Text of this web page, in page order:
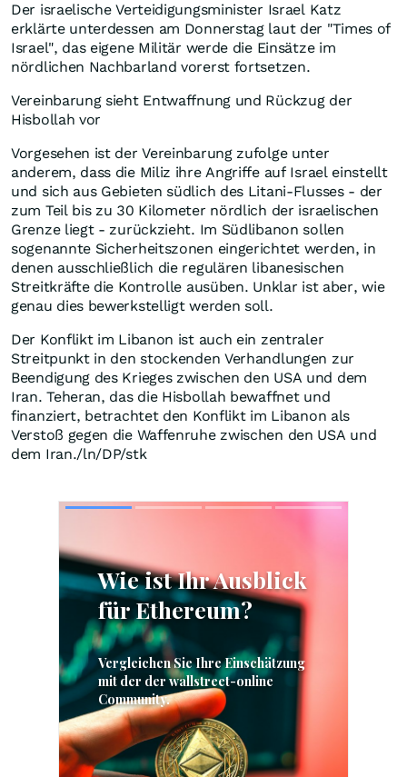
Der israelische Verteidigungsminister Israel Katz
erklärte unterdessen am Donnerstag laut der "Times of
Israel", das eigene Militär werde die Einsätze im
nördlichen Nachbarland vorerst fortsetzen.
Vereinbarung sieht Entwaffnung und Rückzug der
Hisbollah vor
Vorgesehen ist der Vereinbarung zufolge unter
anderem, dass die Miliz ihre Angriffe auf Israel einstellt
und sich aus Gebieten südlich des Litani-Flusses - der
zum Teil bis zu 30 Kilometer nördlich der israelischen
Grenze liegt - zurückzieht. Im Südlibanon sollen
sogenannte Sicherheitszonen eingerichtet werden, in
denen ausschließlich die regulären libanesischen
Streitkräfte die Kontrolle ausüben. Unklar ist aber, wie
genau dies bewerkstelligt werden soll.
Der Konflikt im Libanon ist auch ein zentraler
Streitpunkt in den stockenden Verhandlungen zur
Beendigung des Krieges zwischen den USA und dem
Iran. Teheran, das die Hisbollah bewaffnet und
finanziert, betrachtet den Konflikt im Libanon als
Verstoß gegen die Waffenruhe zwischen den USA und
dem Iran./ln/DP/stk